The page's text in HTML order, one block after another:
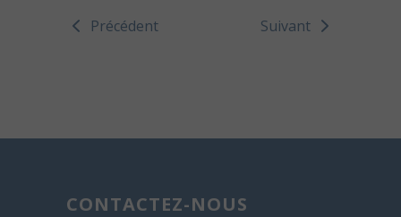
Précédent Suivant
CONTACTEZ-NOUS